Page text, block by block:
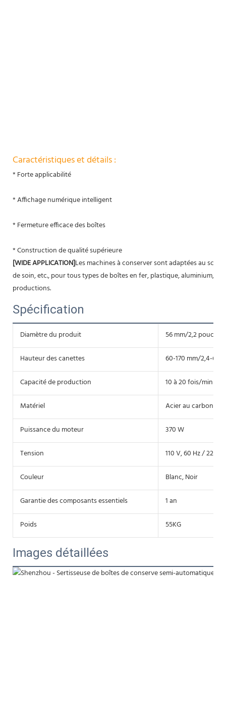
Caractéristiques et détails :
* Forte applicabilité
* Affichage numérique intelligent
*Fermeture efficace des boîtes
* Construction de qualité supérieure
[WIDE APPLICATION]Les machines à conserver sont adaptées au
de soin, etc., pour tous types de boîtes en fer, plastique, aluminium,
productions.
Spécification
Diamètre du produit 56 mm/2,2 pouces
Hauteur des canettes 60-170 mm/2,4-6,7
Capacité de production 10 à 20 fois/min
Matériel Acier au carbone
Puissance du moteur 370 W
Tension 110 V, 60 Hz / 220
Couleur Blanc, Noir
Garantie des composants essentiels 1 an
Poids 55KG
Images détaillées